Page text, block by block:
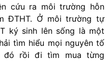
cứu ra môi trường hỗn
ĐTHT. Ở môi trường tự
ký sinh lên sống là một
tìm hiểu mọi nguyên tố
đó rồi đi tìm mua từng